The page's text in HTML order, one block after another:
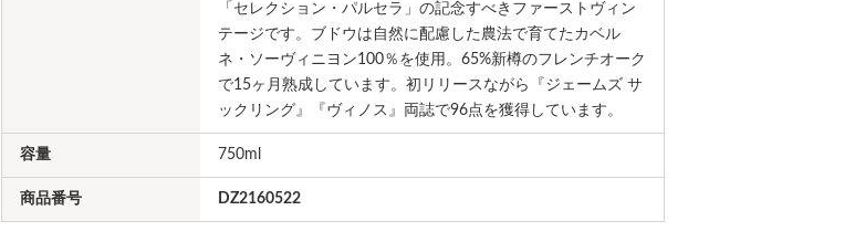
「セレクション・パルセラ」の記念すべきファーストヴィン
テージです。ブドウは自然に配慮した農法で育てたカベル
ネ・ソーヴィニヨン100％を使用。65%新樽のフレンチオーク
で15ヶ月熟成しています。初リリースながら『ジェームズ サ
ックリング』『ヴィノス』両誌で96点を獲得しています。
容量 750ml
商品番号 DZ2160522